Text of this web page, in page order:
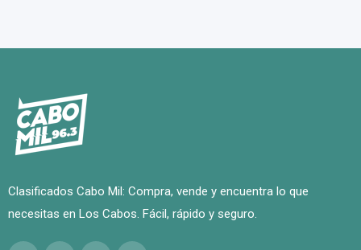
Clasificados Cabo Mil: Compra, vende y encuentra lo que
necesitas en Los Cabos. Fácil, rápido y seguro.